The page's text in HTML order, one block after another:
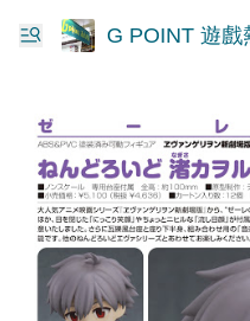
G POINT 遊戲